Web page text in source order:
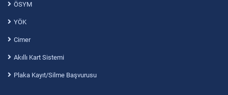
ÖSYM
YÖK
Cimer
Akıllı Kart Sistemi
Plaka Kayıt/Silme Başvurusu